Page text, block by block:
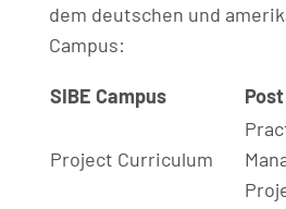
dem deutschen und
Campus:
SIBE Campus
Project Curriculum